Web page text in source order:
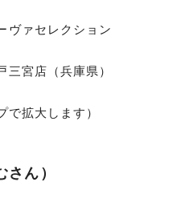
ヴァセレクション
三宮店（兵庫県）
で拡大します）
ん）